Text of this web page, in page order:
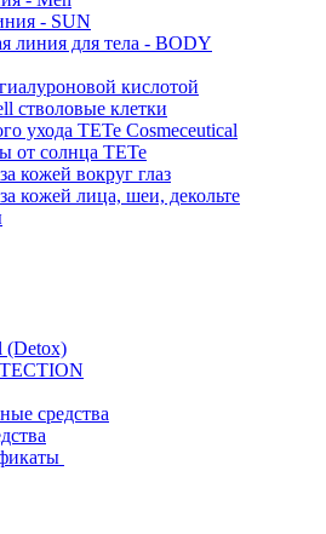
- SUN
линия для тела - BODY
кислотой
стволовые клетки
ухода TETe Cosmeceutical
от солнца TETe
кожей вокруг глаз
кожей лица, шеи, декольте
(Detox)
средства